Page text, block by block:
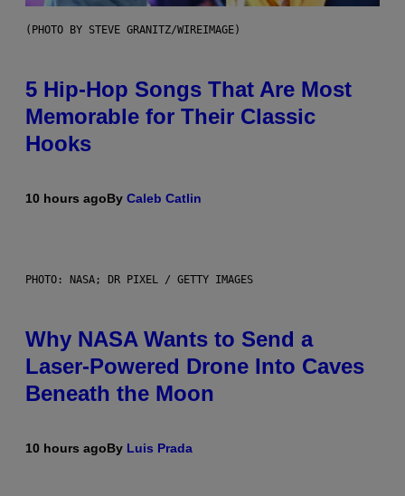
(PHOTO BY STEVE GRANITZ/WIREIMAGE)
5 Hip-Hop Songs That Are Most
Memorable for Their Classic
Hooks
10 hours agoBy Caleb Catlin
PHOTO: NASA; DR PIXEL / GETTY IMAGES
Why NASA Wants to Send a
Laser-Powered Drone Into Caves
Beneath the Moon
10 hours agoBy Luis Prada